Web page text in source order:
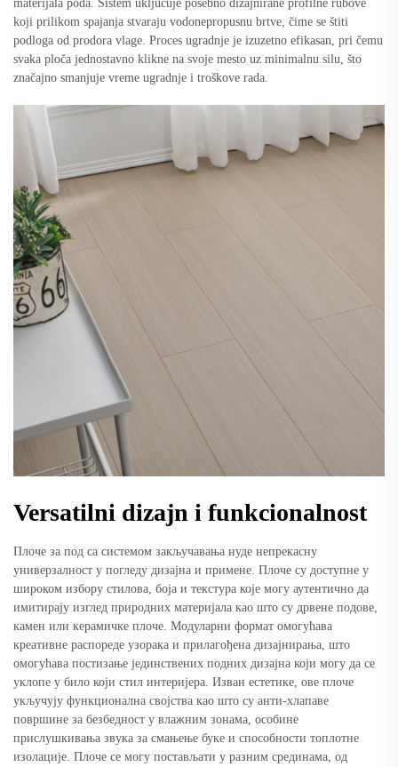
materijala poda. Sistem uključuje posebno dizajnirane profilne rubove
koji prilikom spajanja stvaraju vodonepropusnu brtve, čime se štiti
podloga od prodora vlage. Proces ugradnje je izuzetno efikasan, pri čemu
svaka ploča jednostavno klikne na svoje mesto uz minimalnu silu, što
značajno smanjuje vreme ugradnje i troškove rada.
Versatilni dizajn i funkcionalnost
Плоче за под са системом закључавања нуде непрекасну
универзалност у погледу дизајна и примене. Плоче су доступне у
широком избору стилова, боја и текстура које могу аутентично да
имитирају изглед природних материјала као што су дрвене подове,
камен или керамичке плоче. Модуларни формат омогућава
креативне распореде узорака и прилагођена дизајнирања, што
омогућава постизање јединствених подних дизајна који могу да се
уклопе у било који стил интеријера. Изван естетике, ове плоче
укључују функционална својства као што су анти-хлапаве
површине за безбедност у влажним зонама, особине
прислушкивања звука за смањење буке и способности топлотне
изолације. Плоче се могу постављати у разним срединама, од